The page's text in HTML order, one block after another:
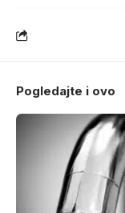
Pogledajte i ovo